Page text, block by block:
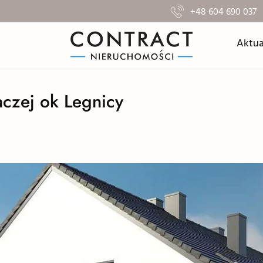
+48 604 690 037
ok Legnicy